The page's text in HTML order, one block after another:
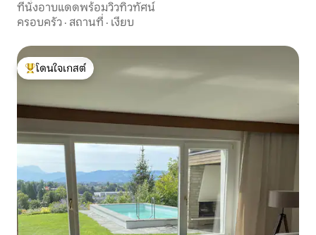
ที่นั่งอาบแดดพร้อมวิวทิวทัศน์
ครอบครัว · สถานที่ · เงียบ
โดนใจเกสต์ที่สุด
โดนใจเกสต์